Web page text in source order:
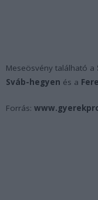
Meseösvény található a
Sváb-hegyen és a
Forrás: